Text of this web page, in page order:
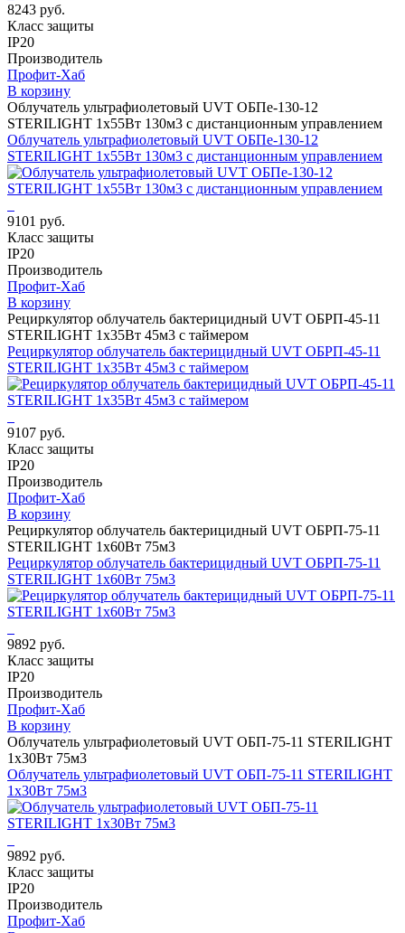
8243 руб.
Класс защиты
IP20
Производитель
Профит-Хаб
В корзину
Облучатель ультрафиолетовый UVT ОБПе-130-12
STERILIGHT 1х55Вт 130м3 с дистанционным управлением
Облучатель ультрафиолетовый UVT ОБПе-130-12
STERILIGHT 1х55Вт 130м3 с дистанционным управлением
9101 руб.
Класс защиты
IP20
Производитель
Профит-Хаб
В корзину
Рециркулятор облучатель бактерицидный UVT ОБРП-45-11
STERILIGHT 1х35Вт 45м3 с таймером
Рециркулятор облучатель бактерицидный UVT ОБРП-45-11
STERILIGHT 1х35Вт 45м3 с таймером
9107 руб.
Класс защиты
IP20
Производитель
Профит-Хаб
В корзину
Рециркулятор облучатель бактерицидный UVT ОБРП-75-11
STERILIGHT 1х60Вт 75м3
Рециркулятор облучатель бактерицидный UVT ОБРП-75-11
STERILIGHT 1х60Вт 75м3
9892 руб.
Класс защиты
IP20
Производитель
Профит-Хаб
В корзину
Облучатель ультрафиолетовый UVT ОБП-75-11 STERILIGHT
1х30Вт 75м3
Облучатель ультрафиолетовый UVT ОБП-75-11 STERILIGHT
1х30Вт 75м3
9892 руб.
Класс защиты
IP20
Производитель
Профит-Хаб